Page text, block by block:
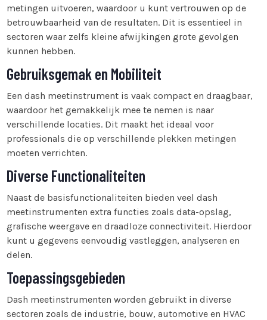
metingen uitvoeren, waardoor u kunt vertrouwen op de
betrouwbaarheid van de resultaten. Dit is essentieel in
sectoren waar zelfs kleine afwijkingen grote gevolgen
kunnen hebben.
Gebruiksgemak en Mobiliteit
Een dash meetinstrument is vaak compact en draagbaar,
waardoor het gemakkelijk mee te nemen is naar
verschillende locaties. Dit maakt het ideaal voor
professionals die op verschillende plekken metingen
moeten verrichten.
Diverse Functionaliteiten
Naast de basisfunctionaliteiten bieden veel dash
meetinstrumenten extra functies zoals data-opslag,
grafische weergave en draadloze connectiviteit. Hierdoor
kunt u gegevens eenvoudig vastleggen, analyseren en
delen.
Toepassingsgebieden
Dash meetinstrumenten worden gebruikt in diverse
sectoren zoals de industrie, bouw, automotive en HVAC